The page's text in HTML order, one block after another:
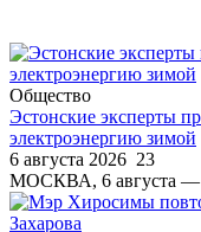
Общество
Эстонские эксперты
электроэнергию зимой
6 августа 2026 23
МОСКВА, 6 августа